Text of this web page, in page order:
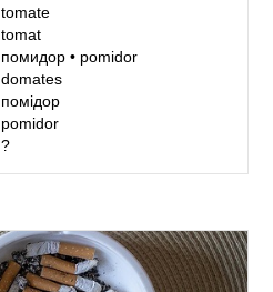
tomate
tomat
помидор •pomidor
domates
помідор
pomidor
?